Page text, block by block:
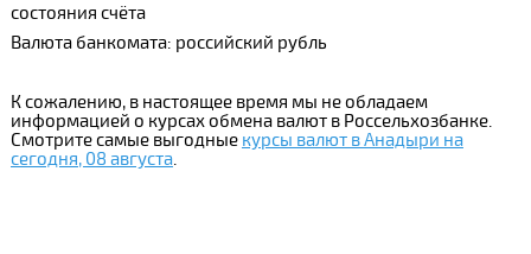
состояния счёта
Валюта банкомата: российский рубль
К сожалению, в настоящее время мы не обладаем
информацией о курсах обмена валют в Россельхозбанке.
Смотрите самые выгодные курсы валют в Анадыри на
сегодня, 08 августа.